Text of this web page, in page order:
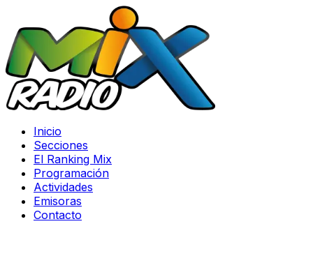
Inicio
Secciones
El Ranking Mix
Programación
Actividades
Emisoras
Contacto